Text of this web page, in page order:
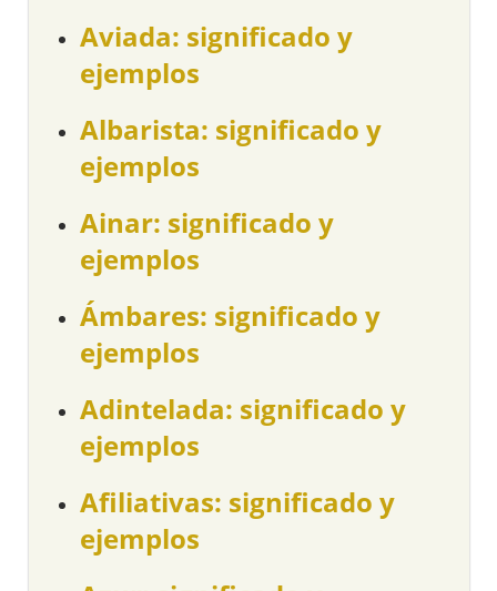
Aviada: significado y
ejemplos
Albarista: significado y
ejemplos
Ainar: significado y
ejemplos
Ámbares: significado y
ejemplos
Adintelada: significado y
ejemplos
Afiliativas: significado y
ejemplos